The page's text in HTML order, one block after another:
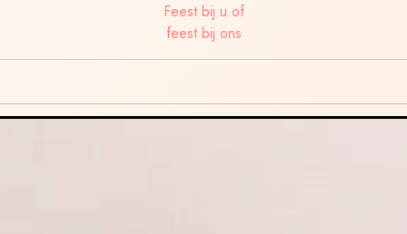
Feest bij u of
feest bij ons